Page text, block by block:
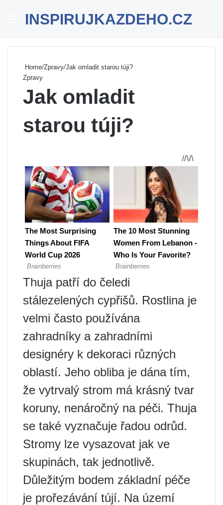
Menu
INSPIRUJKAZDEHO.CZ
Home/Zpravy/Jak omladit starou túji?
Zpravy
Jak omladit
starou túji?
Thuja patří do čeledi
stálezelených cypřišů. Rostlina je
velmi často používána
zahradníky a zahradními
designéry k dekoraci různých
oblastí. Jeho obliba je dána tím,
že vytrvalý strom má krásný tvar
koruny, nenáročný na péči. Thuja
se také vyznačuje řadou odrůd.
Stromy lze vysazovat jak ve
skupinách, tak jednotlivě.
Důležitým bodem základní péče
je prořezávání tújí. Na území